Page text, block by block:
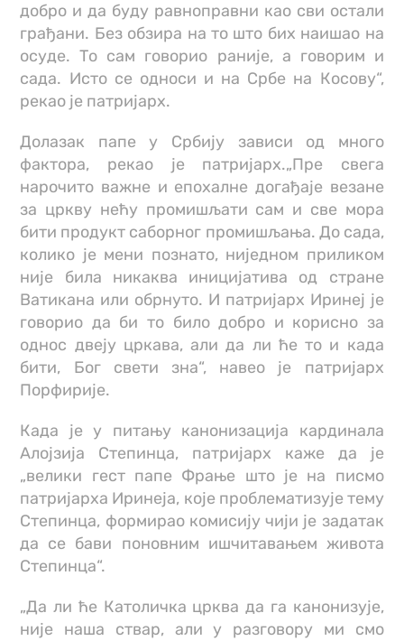
добро и да буду равноправни као сви остали
грађани. Без обзира на то што бих наишао на
осуде. То сам говорио раније, а говорим и
сада. Исто се односи и на Србе на Косову“,
рекао је патријарх.
Долазак папе у Србију зависи од много
фактора, рекао је патријарх.„Пре свега
нарочито важне и епохалне догађаје везане
за цркву нећу промишљати сам и све мора
бити продукт саборног промишљања. До сада,
колико је мени познато, ниједном приликом
није била никаква иницијатива од стране
Ватикана или обрнуто. И патријарх Иринеј је
говорио да би то било добро и корисно за
однос двеју цркава, али да ли ће то и када
бити, Бог свети зна“, навео је патријарх
Порфирије.
Када је у питању канонизација кардинала
Алојзија Степинца, патријарх каже да је
„велики гест папе Фрање што је на писмо
патријарха Иринеја, које проблематизује тему
Степинца, формирао комисију чији је задатак
да се бави поновним ишчитавањем живота
Степинца“.
„Да ли ће Католичка црква да га канонизује,
није наша ствар, али у разговору ми смо